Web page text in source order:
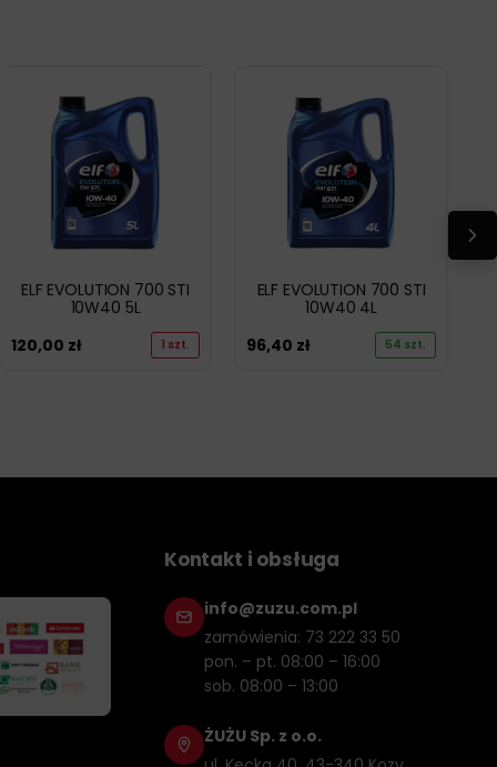
ELF EVOLUTION 700 STI
10W40 5L
120,00 zł 1 szt.
ELF EVOLUTION 700 STI
10W40 4L
96,40 zł 54 szt.
Kontakt i obsługa
info@zuzu.com.pl
zamówienia: 73 222 33 50
pon. – pt. 08:00 – 16:00
sob. 08:00 – 13:00
ŻUŻU Sp. z o.o.